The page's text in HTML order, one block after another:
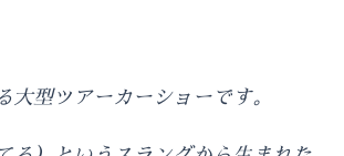
型ツアーカーショーです。